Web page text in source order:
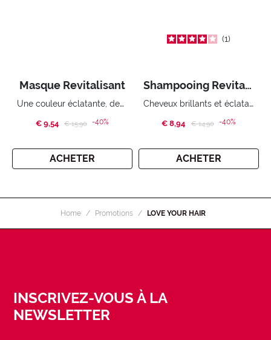
Masque Revitalisant
Une couleur éclatante, des cheveux démêlés
€ 9,54 Price reduced from
€ 15,90to-40%
ACHETER
1
Shampooing Revitalisant
Cheveux brillants et éclatants
€ 8,94 Price reduced from
€ 14,90to-40%
ACHETER
Home Promotions LOVE YOUR HAIR
INSCRIVEZ-VOUS À LA
NEWSLETTER